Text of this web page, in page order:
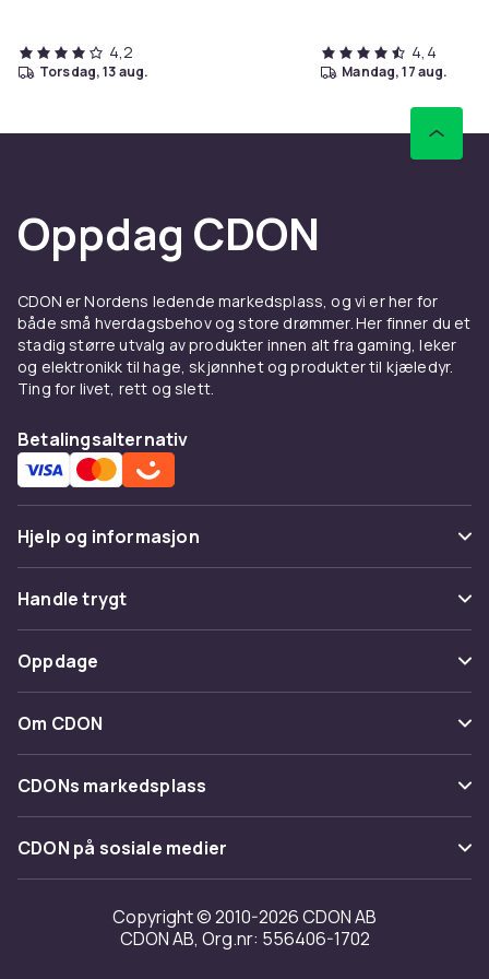
4,2
torsdag, 13 aug.
4,4
mandag, 17 aug.
Oppdag CDON
CDON er Nordens ledende markedsplass, og vi er her for
både små hverdagsbehov og store drømmer. Her finner du et
stadig større utvalg av produkter innen alt fra gaming, leker
og elektronikk til hage, skjønnhet og produkter til kjæledyr.
Ting for livet, rett og slett.
Betalingsalternativ
Hjelp og informasjon
Vanlige spørsmål
Spor pakke
Angre & returner her
Kontakt oss
Handle trygt
Betaling
Levering
Tilbakekallinger
Oppdage
Kategorier
Varemerker
Om CDON
Om oss
Kundeanmeldelser
Jobbe på CDON
Investor relations
Tilgjengelighet
CDONs markedsplass
Merchant Help Center
CDON på sosiale medier
Copyright © 2010-2026 CDON AB
CDON AB, Org.nr: 556406-1702